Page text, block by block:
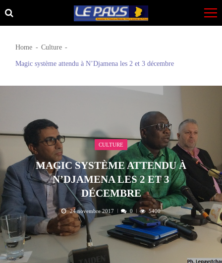
Skip
to
Skip
to
Home Culture
Magic système attendu à N’Djamena les 2 et 3 décembre
CULTURE
MAGIC SYSTÈME ATTENDU À
N’DJAMENA LES 2 ET 3
DÉCEMBRE
24 novembre 2017 0 5400